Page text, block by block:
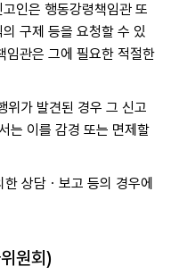
인은 행동강령책임관 또
구제 등을 요청할 수 있
임관은 그에 필요한 적절한
위가 발견된 경우 그 신고
는 이를 감경 또는 면제할
상담ㆍ보고 등의 경우에
원회)